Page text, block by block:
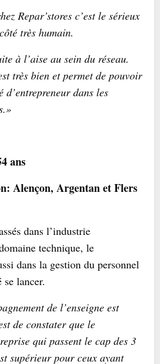
Repar’stores c’est le sérieux
très humain.
à l’aise au sein du réseau.
très bien et permet de pouvoir
dans les
ans
Alençon, Argentan et Flers
dans l’industrie
technique, le
dans la gestion du personnel
se lancer.
de l’enseigne est
de constater que le
qui passent le cap des 3
supérieur pour ceux ayant